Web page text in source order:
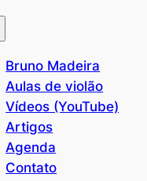
Bruno Madeira
Aulas de violão
Vídeos (YouTube)
Artigos
Agenda
Contato